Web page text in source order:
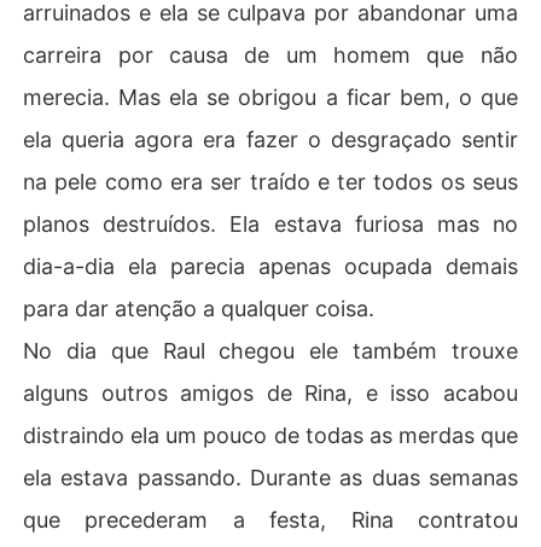
arruinados e ela se culpava por abandonar uma
carreira por causa de um homem que não
merecia. Mas ela se obrigou a ficar bem, o que
ela queria agora era fazer o desgraçado sentir
na pele como era ser traído e ter todos os seus
planos destruídos. Ela estava furiosa mas no
dia-a-dia ela parecia apenas ocupada demais
para dar atenção a qualquer coisa.
No dia que Raul chegou ele também trouxe
alguns outros amigos de Rina, e isso acabou
distraindo ela um pouco de todas as merdas que
ela estava passando. Durante as duas semanas
que precederam a festa, Rina contratou